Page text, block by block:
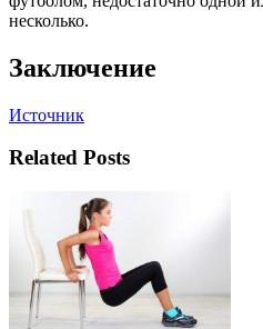
несколько.
Заключение
Источник
Related Posts